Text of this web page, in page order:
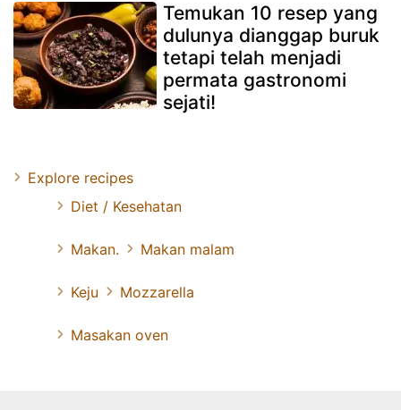
Temukan 10 resep yang
dulunya dianggap buruk
tetapi telah menjadi
permata gastronomi
sejati!
Explore recipes
Diet / Kesehatan
Makan. Makan malam
Keju Mozzarella
Masakan oven